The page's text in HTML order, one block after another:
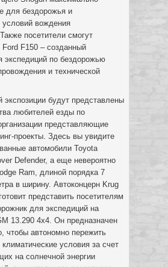
для бездорожья и
вождения
посетители смогут
Ford F150 – созданный
экспедиций по бездорожью
и технической
экспозиции будут представлены
любителей езды по
представляющие
проекты. Здесь вы увидите
автомобили Toyota
Defender, а еще невероятно
Ram, длиной порядка 7
в ширину. Автоконцерн Krug
представить посетителям
для экспедиций на
13.290 4х4. Он предназначен
чтобы автономно пережить
условия за счет
на солнечной энергии